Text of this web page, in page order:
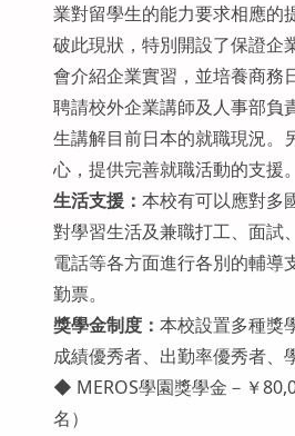
業對留學生的能力要求相應的
破此現狀，特別開設了保證企
會介紹企業實習，並培養商務
聘請校外企業講師及人事部負
生講解目前日本的就職現況。
心，提供完善就職活動的支援。
生活支援： 本校有可以應對多
對學習生活及兼職打工、面試
電話等各方面進行各別的輔導
勤票。
獎學金制度： 本校設置多種獎
成績優秀者、出勤率優秀者、
◆ MEROS學園獎學金－￥
名）